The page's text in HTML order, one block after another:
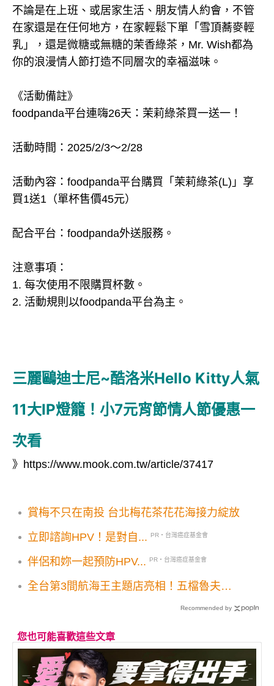
不論是在上班、或居家生活、朋友情人約會，不管
在家還是在任何地方，在家輕鬆下單「雪頂蕎麥輕
乳」，還是微糖或無糖的茉香綠茶，Mr. Wish都為
你的浪漫情人節打造不同層次的幸福滋味。
《活動備註》
foodpanda平台連嗨26天：茉莉綠茶買一送一！
活動時間：2025/2/3～2/28
活動內容：foodpanda平台購買「茉莉綠茶(L)」享
買1送1（單杯售價45元）
配合平台：foodpanda外送服務。
注意事項：
1. 每次使用不限購買杯數。
2. 活動規則以foodpanda平台為主。
三麗鷗迪士尼~酷洛米Hello Kitty人氣
11大IP燈籠！小7元宵節情人節優惠一
次看
》 https://www.mook.com.tw/article/37417
賞梅不只在南投 台北梅花茶花花海接力綻放
立即諮詢HPV！是對自...
PR・台灣癌症基金會
伴侶和妳一起預防HPV... PR・台灣癌症基金會
全台第3間航海王主題店亮相！五檔魯夫型
Recommended by
您也可能喜歡這些文章